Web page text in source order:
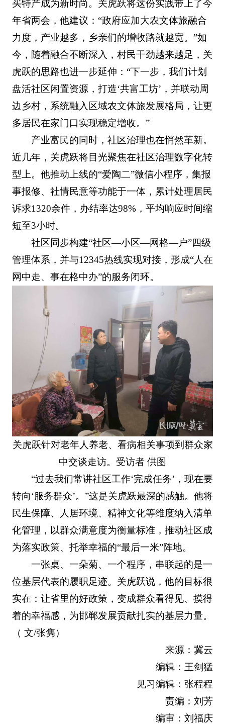
买特产成为新时尚。关虎跃将这份实践带上了今
年省两会，他建议：“政府应加大农文体旅融合
力度，产业越多，乡亲们的增收路就越宽。”如
今，随着融合不断深入，村民干劲越来越足，关
虎跃的思路也进一步延伸：“下一步，我们计划
盘活社区闲置资源，打造‘共富工坊’，并联动周
边乡村，系统融入区域农文体旅发展格局，让更
多居民在家门口实现稳定增收。”
产业富民的同时，社区治理也在悄然革新。
近几年，关虎跃将目光聚焦在社区治理数字化转
型上。他推动上线的“爱陶二”微信小程序，集报
事报修、社情民意等功能于一体，累计处理居民
诉求1320余件，办结率达98%，平均响应时间缩
短至3小时。
社区同步构建“社区—小区—网格—户”四级
管理体系，并与12345热线实现对接，形成“人在
网中走、事在格中办”的服务闭环。
关虎跃针对老年人养老、看病相关事项到群众家
中交谈走访。受访者 供图
“过去我们常讲社区工作‘完成任务’，现在要
转向‘服务群众’。”这是关虎跃最深的感触。他将
民生保障、人居环境、精神文化等维度纳入清单
化管理，以群众满意度为衡量标准，推动社区成
为落实政策、托举幸福的“最后一米”阵地。
一张桌、一朵菊、一个程序，串联起的是一
位基层代表的履职足迹。关虎跃说，他的目标很
实在：让省里的好政策，变成群众看得见、摸得
着的幸福感，为邯郸发展贡献扎实的基层力量。
（ 文/张隽）
来源：冀云
编辑：王剑猛
见习编辑：张程程
责编：刘芳
编审：刘福庆